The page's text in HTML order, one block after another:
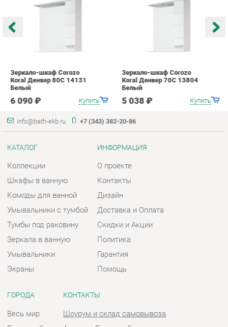
6 090 ₽
Коллекции
Шкафы в ванную
Комоды для ванной
Экраны
О проекте
Контакты
Дизайн
Помощь
ГОРОДА
Весь мир
Екатеринбург
КОНТАКТЫ
Шоурум и склад самовывоза
Адрес: г. Екатеринбург,
Металлургов, 84
Телефон: +7 (343) 382-20-86
Часы работы:
Отправить сообщение